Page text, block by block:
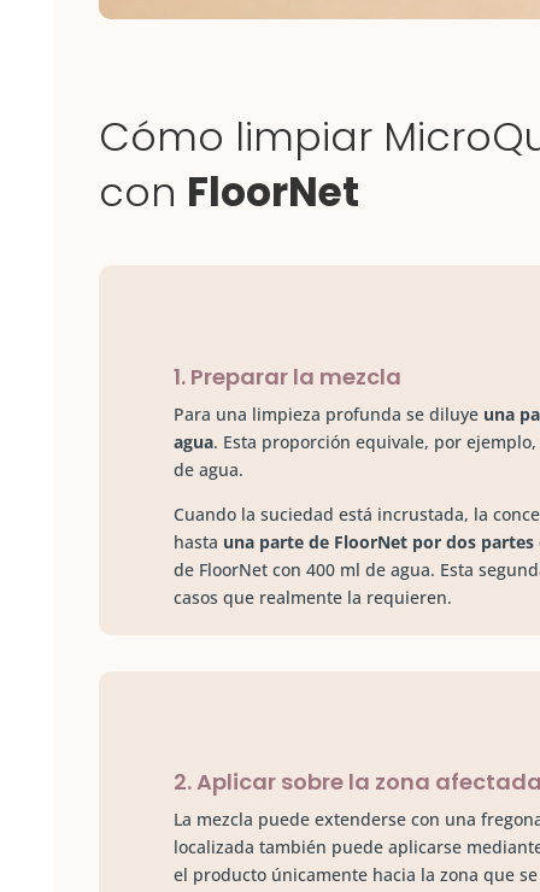
Cómo limpiar
con FloorNet
1. Preparar la mezcla
Para una limpieza profunda se diluye una
agua. Esta proporción equivale, por
de agua.
Cuando la suciedad está incrustada, la
hasta una parte de FloorNet por dos partes
de FloorNet con 400 ml de agua. Esta
casos que realmente la requieren.
2. Aplicar sobre la zona
La mezcla puede extenderse con una
localizada también puede aplicarse
el producto únicamente hacia la zona que